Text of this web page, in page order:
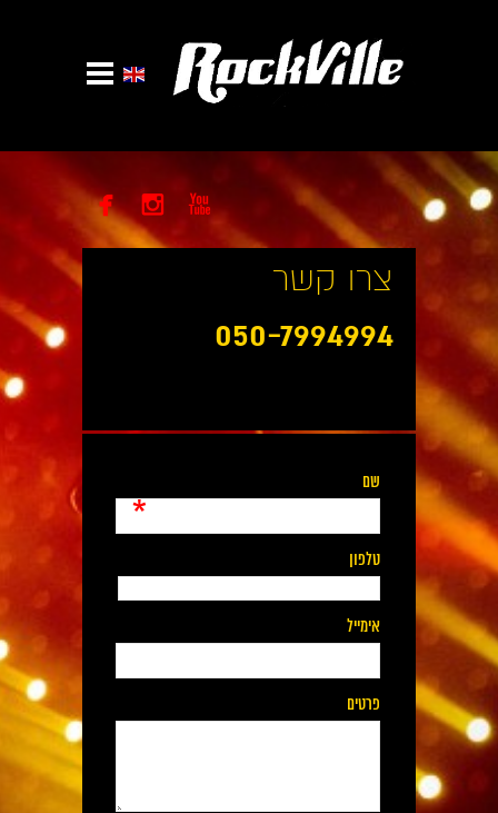
 
צרו קשר
050-7994994
שם
*
טלפון
אימייל
פרטים